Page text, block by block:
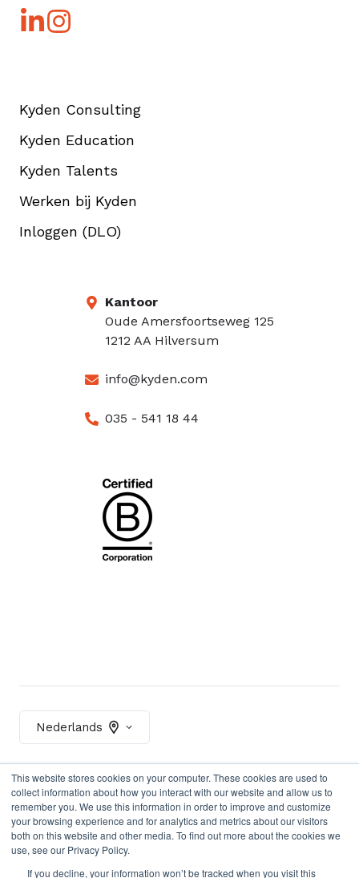
This website stores cookies on your computer. These cookies are used to
collect information about how you interact with our website and allow us to
remember you. We use this information in order to improve and customize
your browsing experience and for analytics and metrics about our visitors
both on this website and other media. To find out more about the cookies we
use, see our Privacy Policy.
If you decline, your information won’t be tracked when you visit this
Kyden Consulting
Kyden Education
Kyden Talents
Werken bij Kyden
Inloggen (DLO)
Kantoor
Oude Amersfoortseweg 125
1212 AA Hilversum
info@kyden.com
035 - 541 18 44
Nederlands
Contact
Privacybeleid
Algemene voorwaarden